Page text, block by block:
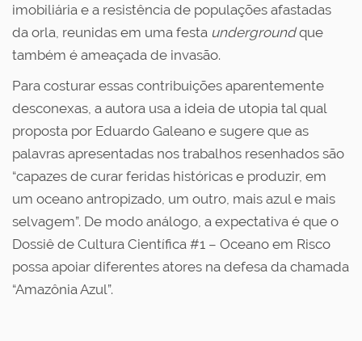
imobiliária e a resistência de populações afastadas
da orla, reunidas em uma festa undergroundque
também é ameaçada de invasão.
Para costurar essas contribuições aparentemente
desconexas, a autora usa a ideia de utopia tal qual
proposta por Eduardo Galeano e sugere que as
palavras apresentadas nos trabalhos resenhados são
“capazes de curar feridas históricas e produzir, em
um oceano antropizado, um outro, mais azul e mais
selvagem”. De modo análogo, a expectativa é que o
Dossiê de Cultura Científica #1 – Oceano em Risco
possa apoiar diferentes atores na defesa da chamada
“Amazônia Azul”.